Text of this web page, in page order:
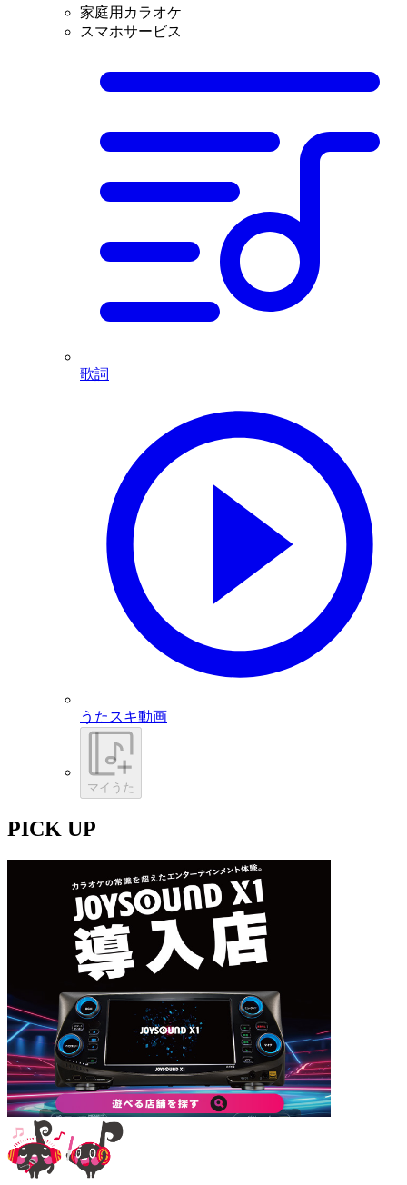
家庭用カラオケ
スマホサービス
歌詞
うたスキ動画
マイうた
PICK UP